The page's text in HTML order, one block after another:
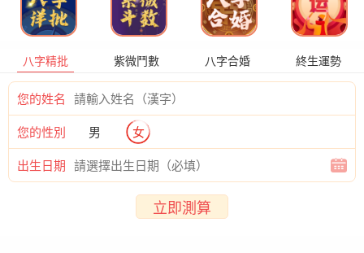
八字精批 紫微鬥數 八字合婚 終生運勢
您的姓名
您的性別 男 女
出生日期
立即測算